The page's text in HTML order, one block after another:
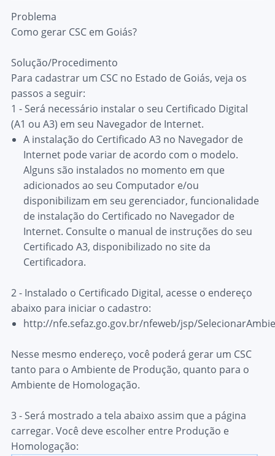
Problema
Como gerar CSC em Goiás?
Solução/Procedimento
Para cadastrar um CSC no Estado de Goiás, veja os
passos a seguir:
1 - Será necessário instalar o seu Certificado Digital
(A1 ou A3) em seu Navegador de Internet.
A instalação do Certificado A3 no Navegador de
Internet pode variar de acordo com o modelo.
Alguns são instalados no momento em que
adicionados ao seu Computador e/ou
disponibilizam em seu gerenciador, funcionalidade
de instalação do Certificado no Navegador de
Internet. Consulte o manual de instruções do seu
Certificado A3, disponibilizado no site da
Certificadora.
2 - Instalado o Certificado Digital, acesse o endereço
abaixo para iniciar o cadastro:
http://nfe.sefaz.go.gov.br/nfeweb/jsp/
Nesse mesmo endereço, você poderá gerar um CSC
tanto para o Ambiente de Produção, quanto para o
Ambiente de Homologação.
3 - Será mostrado a tela abaixo assim que a página
carregar. Você deve escolher entre Produção e
Homologação: